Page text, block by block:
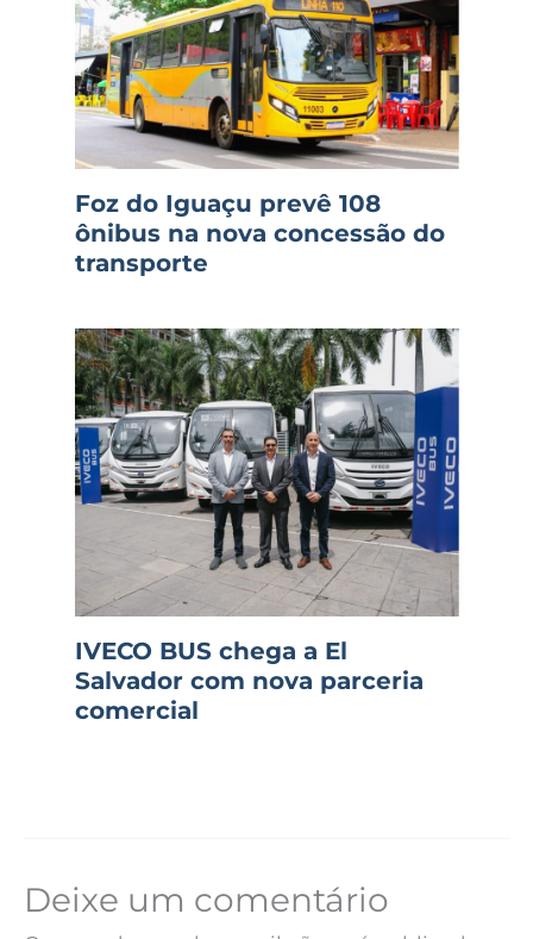
Foz do Iguaçu prevê 108
ônibus na nova concessão do
transporte
IVECO BUS chega a El
Salvador com nova parceria
comercial
Deixe um comentário